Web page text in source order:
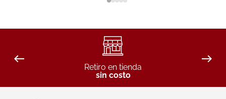
Retiro en tienda
sin costo